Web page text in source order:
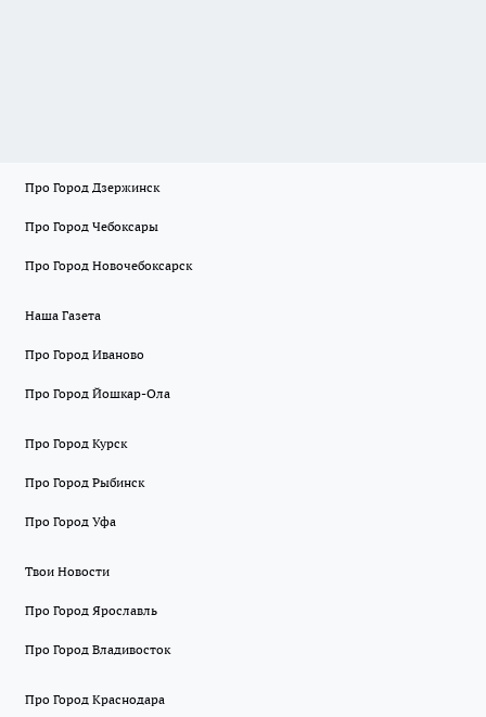
Про Город Дзержинск
Про Город Чебоксары
Про Город Новочебоксарск
Наша Газета
Про Город Иваново
Про Город Йошкар-Ола
Про Город Курск
Про Город Рыбинск
Про Город Уфа
Твои Новости
Про Город Ярославль
Про Город Владивосток
Про Город Краснодара